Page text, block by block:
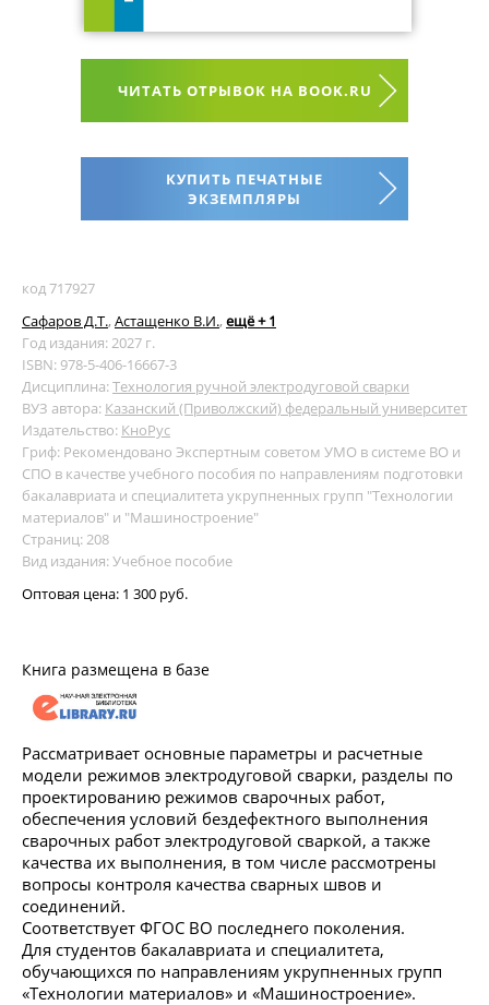
ЧИТАТЬ ОТРЫВОК НА BOOK.RU
КУПИТЬ ПЕЧАТНЫЕ
ЭКЗЕМПЛЯРЫ
код 717927
Сафаров Д.Т., Астащенко В.И., ещё + 1
Год издания: 2027 г.
ISBN: 978-5-406-16667-3
Дисциплина:Технология ручной электродуговой сварки
ВУЗ автора: Казанский (Приволжский) федеральный университет
Издательство: КноРус
Гриф: Рекомендовано Экспертным советом УМО в системе ВО и
СПО в качестве учебного пособия по направлениям подготовки
бакалавриата и специалитета укрупненных групп "Технологии
материалов" и "Машиностроение"
Страниц: 208
Вид издания: Учебное пособие
Оптовая цена: 1 300 руб.
Книга размещена в базе
Рассматривает основные параметры и расчетные
модели режимов электродуговой сварки, разделы по
проектированию режимов сварочных работ,
обеспечения условий бездефектного выполнения
сварочных работ электродуговой сваркой, а также
качества их выполнения, в том числе рассмотрены
вопросы контроля качества сварных швов и
соединений.
Соответствует ФГОС ВО последнего поколения.
Для студентов бакалавриата и специалитета,
обучающихся по направлениям укрупненных групп
«Технологии материалов» и «Машиностроение».